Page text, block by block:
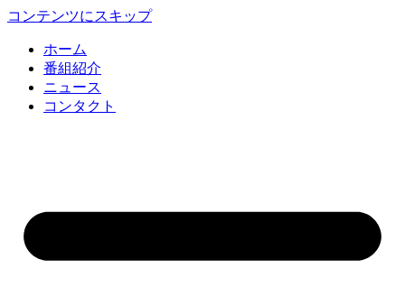
コンテンツにスキップ
ホーム
番組紹介
ニュース
コンタクト